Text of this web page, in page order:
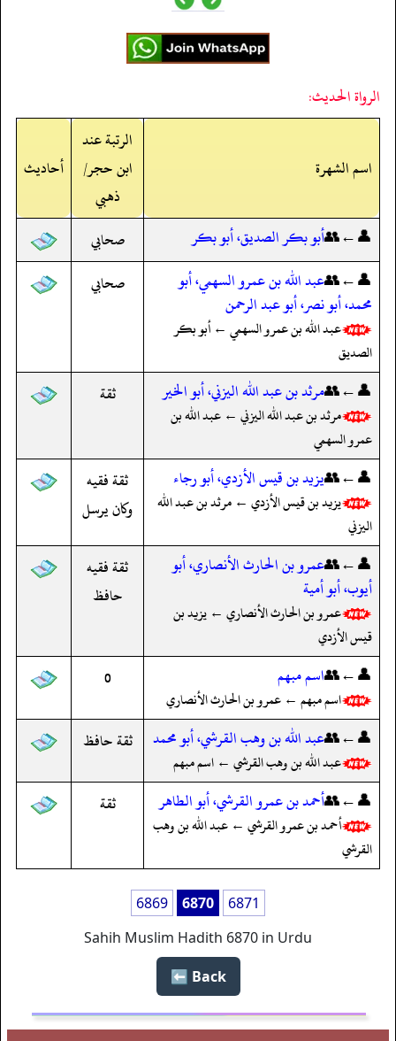
الرواة الحديث:
اسم الشهرة
الرتبة عند
ابن حجر/
ذهبي
أحاديث
👤←👥أبو بكر الصديق، أبو بكر
صحابي
👤←👥عبد الله بن عمرو السهمي، أبو
محمد، أبو نصر، أبو عبد الرحمن
عبد الله بن عمرو السهمي ← أبو بكر
الصديق
صحابي
👤←👥مرثد بن عبد الله اليزني، أبو الخير
مرثد بن عبد الله اليزني ← عبد الله بن
عمرو السهمي
ثقة
👤←👥يزيد بن قيس الأزدي، أبو رجاء
يزيد بن قيس الأزدي ← مرثد بن عبد الله
اليزني
ثقة فقيه
وكان يرسل
👤←👥عمرو بن الحارث الأنصاري، أبو
أيوب، أبو أمية
عمرو بن الحارث الأنصاري ← يزيد بن
قيس الأزدي
ثقة فقيه
حافظ
👤←👥اسم مبهم
اسم مبهم ← عمرو بن الحارث الأنصاري
0
👤←👥عبد الله بن وهب القرشي، أبو محمد
عبد الله بن وهب القرشي ← اسم مبهم
ثقة حافظ
👤←👥أحمد بن عمرو القرشي، أبو الطاهر
أحمد بن عمرو القرشي ← عبد الله بن وهب
القرشي
ثقة
6869 6870
6871
Sahih Muslim Hadith 6870 in Urdu
Back ⬅️